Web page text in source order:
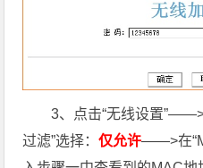
3、点击“无线设置
过滤”选择：仅允许——>在